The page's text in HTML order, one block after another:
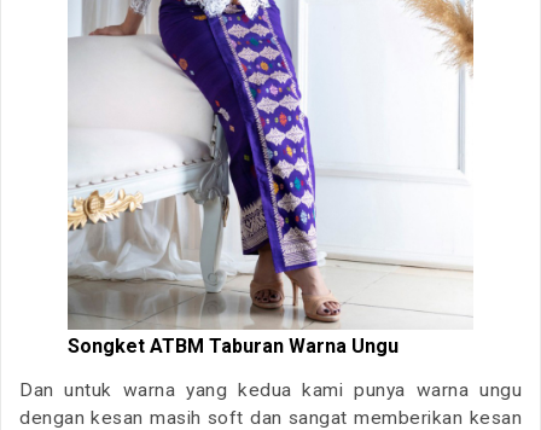
Songket ATBM Taburan Warna Ungu
Dan untuk warna yang kedua kami punya warna ungu
dengan kesan masih soft dan sangat memberikan kesan